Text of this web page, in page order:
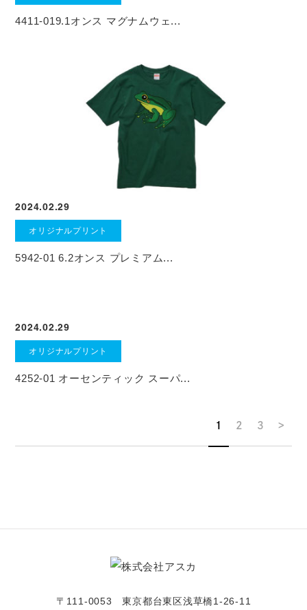
4411-019.1オンス マグナムウェ...
2024.02.29
オリジナルプリント
5942-01 6.2オンス プレミアム...
2024.02.29
オリジナルプリント
4252-01 オーセンティック スーパ...
1 2 3 >
〒111-0053 東京都台東区浅草橋1-26-11